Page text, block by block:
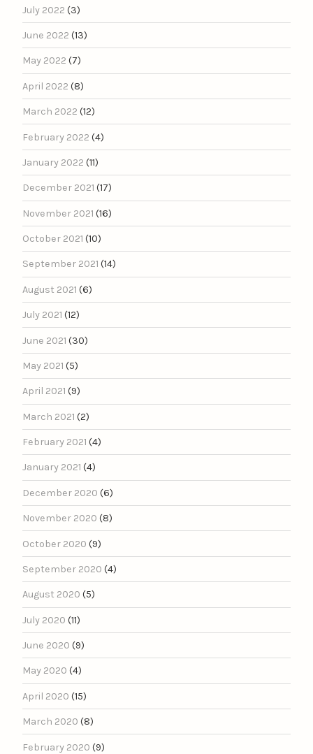
July 2022 (3)
June 2022 (13)
May 2022 (7)
April 2022 (8)
March 2022 (12)
February 2022 (4)
January 2022 (11)
December 2021 (17)
November 2021 (16)
October 2021 (10)
September 2021 (14)
August 2021 (6)
July 2021 (12)
June 2021 (30)
May 2021 (5)
April 2021 (9)
March 2021 (2)
February 2021 (4)
January 2021 (4)
December 2020 (6)
November 2020 (8)
October 2020 (9)
September 2020 (4)
August 2020 (5)
July 2020 (11)
June 2020 (9)
May 2020 (4)
April 2020 (15)
March 2020 (8)
February 2020 (9)